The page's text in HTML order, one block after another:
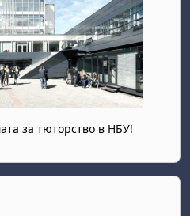
за тюторство в НБУ!